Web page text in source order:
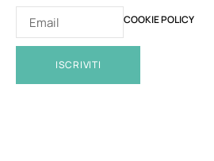
ISCRIVITI
COOKIE POLICY